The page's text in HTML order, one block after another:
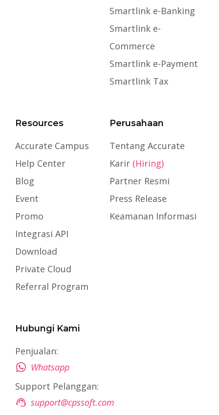
Smartlink e-Banking
Smartlink e-
Commerce
Smartlink e-Payment
Smartlink Tax
Resources
Accurate Campus
Help Center
Blog
Event
Promo
Integrasi API
Download
Private Cloud
Referral Program
Perusahaan
Tentang Accurate
Karir (Hiring)
Partner Resmi
Press Release
Keamanan Informasi
Hubungi Kami
Penjualan:
Whatsapp
Support Pelanggan:
support@cpssoft.com